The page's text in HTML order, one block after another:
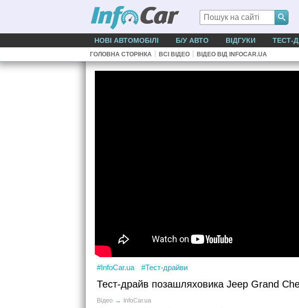
НОВІ АВТОМОБІЛІ Б/У АВТО ВІДГУКИ ТЕСТ-
ГОЛОВНА СТОРІНКА | ВСІ ВІДЕО | ВІДЕО ВІД INFOCAR.UA
#InfoCar.ua #Тест-драйви
Тест-драйв позашляховика Jeep Grand
Відео → InfoCar.ua